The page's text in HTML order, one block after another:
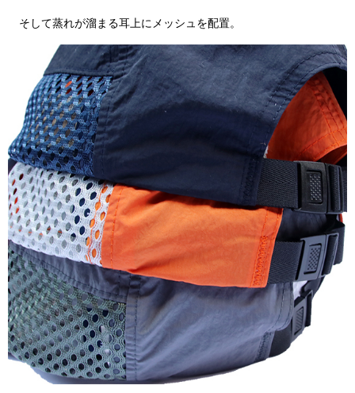
そして蒸れが溜まる耳上にメッシュを配置。